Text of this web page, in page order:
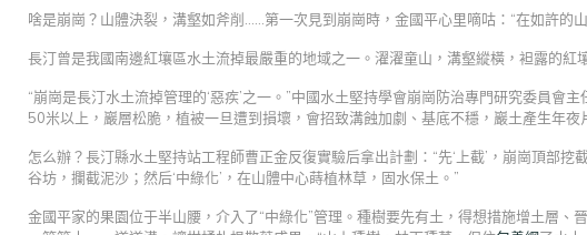
啥是崩崗？山體決裂，溝壑如斧削……第一次見到崩崗時，金國平心里嘀咕：“在如許的
長汀曾是我國南邊紅壤區水土流掉最嚴重的地域之一。濯濯童山，溝壑縱橫，袒露的紅
“崩崗是長汀水土流掉管理的‘惡疾’之一。”中國水土堅持學會崩崗防治專門研究委員會
50米以上，巖層松脆，植被一旦遭到損壞，會招致溝蝕加劇、基底不穩，巖土產生年夜
怎么辦？長汀縣水土堅持站工程師曹正金反復實驗后拿出計劃：“先‘上截’，崩崗頂部挖
谷坊，攔截泥沙；然后‘中綠化’，在山體中心蒔植林草，固水保土。”
金國平家的果園位于半山腰，介入了“中綠化”管理。種樹要先有土，得想措施增土層、